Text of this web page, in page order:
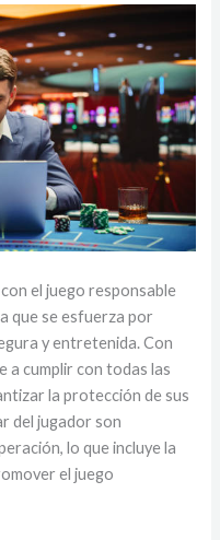
el juego responsable
que se esfuerza por
y entretenida. Con
a cumplir con todas las
la protección de sus
del jugador son
lo que incluye la
el juego